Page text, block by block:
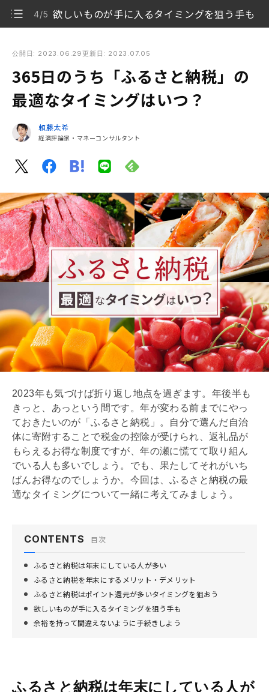
4/5 欲しいものが手に入るタイミングを狙う手も
1/5 ふるさと納税は年末にしている人が多い
2/5 ふるさと納税を年末にするメリット・デメリット
3/5
ふるさと納税はポイント還元が多いタイミングを狙お
4/5 欲しいものが手に入るタイミングを狙う手も
5/5 余裕を持って間違えないように手続きしよう
公開日: 2023.06.29 更新日: 2023.07.05
365日のうち「ふるさと納税」の
最適なタイミングはいつ？
頼藤太希
経済評論家・マネーコンサルタント
2023年も気づけば折り返し地点を過ぎます。年後半も
きっと、あっという間です。年が変わる前までにやっ
ておきたいのが「ふるさと納税」。自分で選んだ自治
体に寄附することで税金の控除が受けられ、返礼品が
もらえるお得な制度ですが、年の瀬に慌てて取り組ん
でいる人も多いでしょう。でも、果たしてそれがいち
ばんお得なのでしょうか。今回は、ふるさと納税の最
適なタイミングについて一緒に考えてみましょう。
CONTENTS 目次
ふるさと納税は年末にしている人が多い
ふるさと納税を年末にするメリット・デメリット
ふるさと納税はポイント還元が多いタイミングを狙おう
欲しいものが手に入るタイミングを狙う手も
余裕を持って間違えないように手続きしよう
ふるさと納税は年末にしている人が